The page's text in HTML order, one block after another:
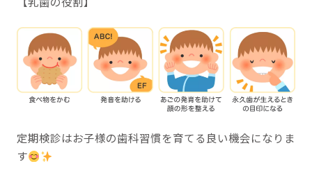
定期検診はお子様の歯科習慣を育てる良い機会になりま
す